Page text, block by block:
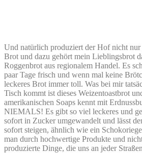
Und natürlich produziert der Hof nicht nur
Brot und dazu gehört mein Lieblingsbrot
Roggenbrot aus regionalem Handel. Es
paar Tage frisch und wenn mal keine
leckeres Brot immer toll. Was bei mir
Tisch kommt ist dieses Weizentoastbrot
amerikanischen Soaps kennt mit
NIEMALS! Es gibt so viel leckeres und
sofort in Zucker umgewandelt und lässt
sofort steigen, ähnlich wie ein
man durch hochwertige Produkte und
produzierte Dinge, die uns an jeder